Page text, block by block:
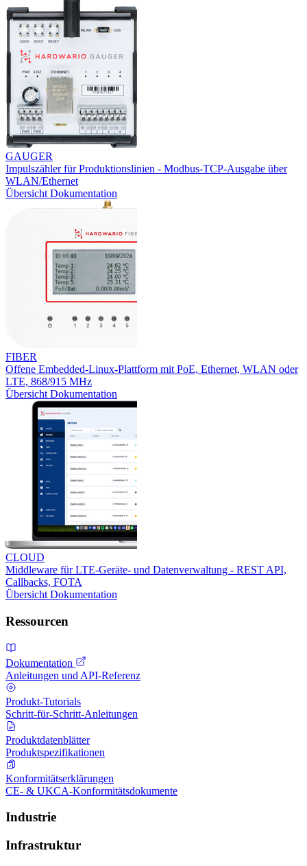
GAUGER
Impulszähler für Produktionslinien - Modbus-TCP-Ausgabe über
WLAN/Ethernet
Übersicht Dokumentation
FIBER
Offene Embedded-Linux-Plattform mit PoE, Ethernet, WLAN oder
LTE, 868/915 MHz
Übersicht Dokumentation
CLOUD
Middleware für LTE-Geräte- und Datenverwaltung - REST API,
Callbacks, FOTA
Übersicht Dokumentation
Ressourcen
Dokumentation
Anleitungen und API-Referenz
Produkt-Tutorials
Schritt-für-Schritt-Anleitungen
Produktdatenblätter
Produktspezifikationen
Konformitätserklärungen
CE- & UKCA-Konformitätsdokumente
Industrie
Infrastruktur